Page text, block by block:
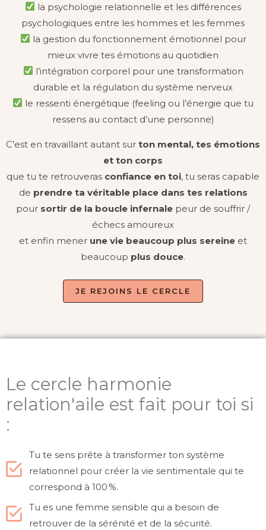
la psychologie relationnelle et les différences
psychologiques entre les hommes et les femmes
la gestion du fonctionnement émotionnel pour
mieux vivre tes émotions au quotidien
l’intégration corporel pour une transformation
durable et la régulation du système nerveux
le ressenti énergétique (feeling ou l’énergie que tu
ressens au contact d’une personne)
C’est en travaillant autant sur ton mental, tes émotions
et ton corps
que tu te retrouveras confiance en toi, tu seras capable
de prendre ta véritable place dans tes relations
pour sortir de la boucle infernale peur de souffrir /
échecs amoureux
et enfin mener une vie beaucoup plus sereine et
beaucoup plus douce.
JE REJOINS LE CERCLE
Le cercle harmonie
relation'aile est fait pour toi si
:
Tu te sens prête à transformer ton système
relationnel pour créer la vie sentimentale qui te
correspond à 100 %.
Tu es une femme sensible qui a besoin de
retrouver de la sérénité et de la sécurité.